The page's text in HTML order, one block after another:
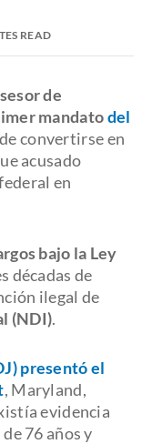
READ
de
mandatodel
convertirse en
acusado
en
bajo la Ley
décadas de
ilegal de
(NDI).
presentó el
, Maryland,
evidencia
76 años y